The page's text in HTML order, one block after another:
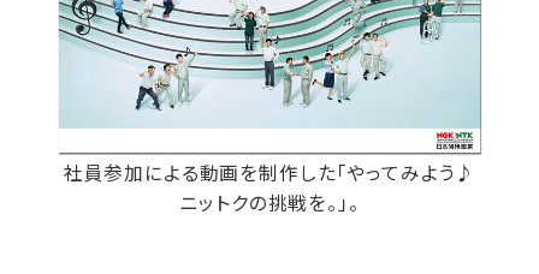
社員参加による動画を制作した「やってみよう♪
ニットクの挑戦を。」。